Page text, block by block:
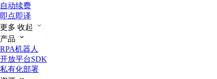
自动续费
即点即译
更多 收起
产品
RPA机器人
开放平台SDK
私有化部署